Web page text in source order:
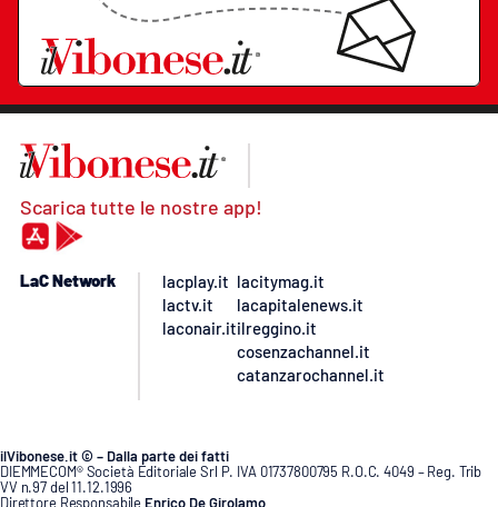
Scarica tutte le nostre app!
LaC Network
lacplay.it
lactv.it
laconair.it
lacitymag.it
lacapitalenews.it
ilreggino.it
cosenzachannel.it
catanzarochannel.it
ilVibonese.it © – Dalla parte dei fatti
DIEMMECOM® Società Editoriale Srl P. IVA 01737800795 R.O.C. 4049 – Reg. Trib
VV n.97 del 11.12.1996
Direttore Responsabile Enrico De Girolamo